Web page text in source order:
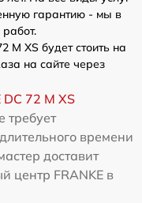
гарантию - мы в
M XS будет стоить на
на сайте через
72 M XS
требует
времени
доставит
центр FRANKE в